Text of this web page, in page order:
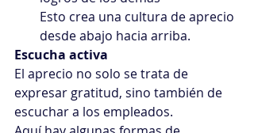
Esto crea una cultura de aprecio
desde abajo hacia arriba.
Escucha activa
El aprecio no solo se trata de
expresar gratitud, sino también de
escuchar a los empleados.